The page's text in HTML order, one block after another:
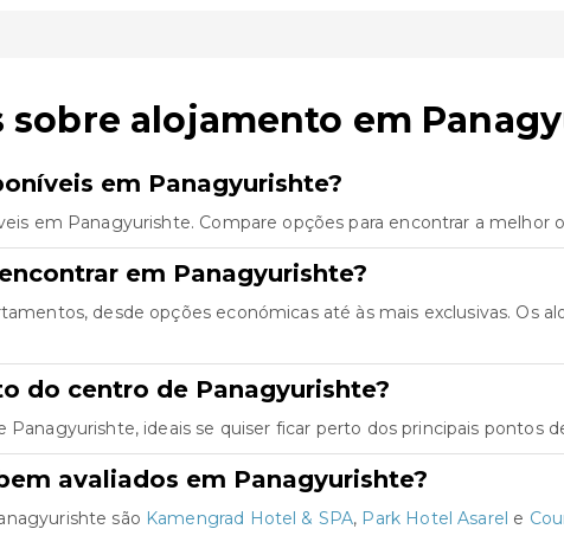
alojamento em
em Panagyurishte?
em Panagyurishte. Compare opções para encontrar a melhor
em Panagyurishte?
desde opções económicas até às mais exclusivas. Os
do centro de Panagyurishte?
ideais se quiser ficar perto dos principais pontos
avaliados em Panagyurishte?
são Kamengrad Hotel & SPA, Park Hotel Asarel e